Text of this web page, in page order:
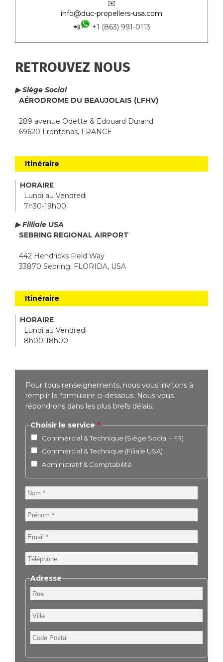
✉️
info@duc-propellers-usa.com
📲
+1 (863) 991-0113
RETROUVEZ NOUS
▶ Siège Social
AÉRODROME DU BEAUJOLAIS (LFHV)
289 avenue Odette & Edouard Durand
69620 Frontenas, FRANCE
Itinéraire
HORAIRE
Lundi au Vendredi
7h30-19h00
▶ Filliale USA
SEBRING REGIONAL AIRPORT
442 Hendricks Field Way
33870 Sebring, FLORIDA, USA
Itinéraire
HORAIRE
Lundi au Vendredi
8h00-18h00
Pour tous renseignements, nous vous invitons à
remplir le formulaire ci-dessous. Nous vous
répondrons dans les plus brefs délais.
Choisir le service
Commercial & Technique (Siège Social - FR)
Commercial & Technique (Filiale USA)
Administratif & Comptabilité
Nom
Prénom
Email
Téléphone
Adresse
Rue
Ville
Code
Postal